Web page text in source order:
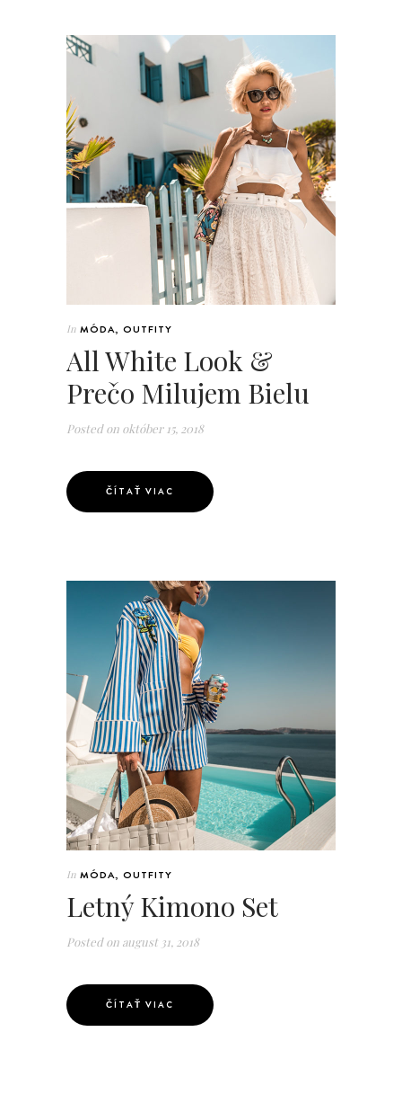
In MÓDA, OUTFITY
All White Look &
Prečo Milujem Bielu
Posted on október 15, 2018
ČÍTAŤ VIAC
In MÓDA, OUTFITY
Letný Kimono Set
Posted on august 31, 2018
ČÍTAŤ VIAC